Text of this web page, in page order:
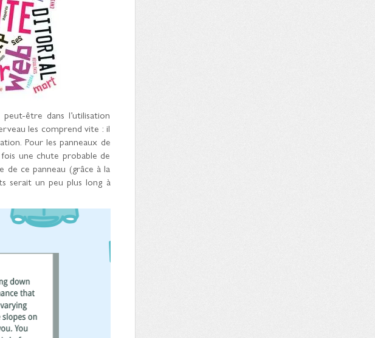
être dans l’utilisation
les comprend vite : il
Pour les panneaux de
une chute probable de
de ce panneau (grâce à la
serait un peu plus long à